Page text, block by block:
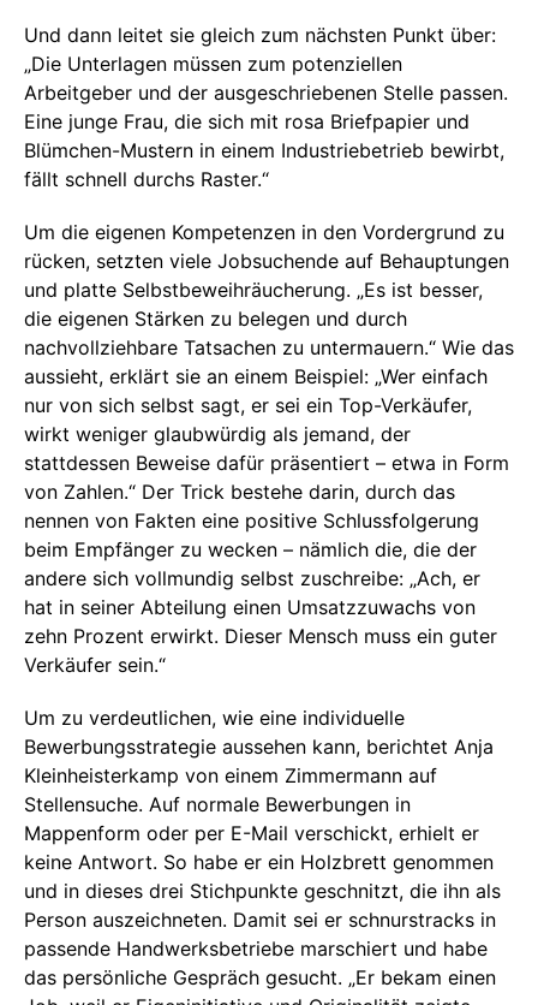
Und dann leitet sie gleich zum nächsten Punkt über:
„Die Unterlagen müssen zum potenziellen
Arbeitgeber und der ausgeschriebenen Stelle passen.
Eine junge Frau, die sich mit rosa Briefpapier und
Blümchen-Mustern in einem Industriebetrieb bewirbt,
fällt schnell durchs Raster.“
Um die eigenen Kompetenzen in den Vordergrund zu
rücken, setzten viele Jobsuchende auf Behauptungen
und platte Selbstbeweihräucherung. „Es ist besser,
die eigenen Stärken zu belegen und durch
nachvollziehbare Tatsachen zu untermauern.“ Wie das
aussieht, erklärt sie an einem Beispiel: „Wer einfach
nur von sich selbst sagt, er sei ein Top-Verkäufer,
wirkt weniger glaubwürdig als jemand, der
stattdessen Beweise dafür präsentiert – etwa in Form
von Zahlen.“ Der Trick bestehe darin, durch das
nennen von Fakten eine positive Schlussfolgerung
beim Empfänger zu wecken – nämlich die, die der
andere sich vollmundig selbst zuschreibe: „Ach, er
hat in seiner Abteilung einen Umsatzzuwachs von
zehn Prozent erwirkt. Dieser Mensch muss ein guter
Verkäufer sein.“
Um zu verdeutlichen, wie eine individuelle
Bewerbungsstrategie aussehen kann, berichtet Anja
Kleinheisterkamp von einem Zimmermann auf
Stellensuche. Auf normale Bewerbungen in
Mappenform oder per E-Mail verschickt, erhielt er
keine Antwort. So habe er ein Holzbrett genommen
und in dieses drei Stichpunkte geschnitzt, die ihn als
Person auszeichneten. Damit sei er schnurstracks in
passende Handwerksbetriebe marschiert und habe
das persönliche Gespräch gesucht. „Er bekam einen